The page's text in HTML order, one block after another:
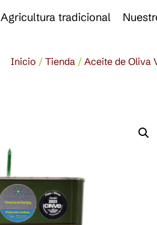
Agricultura tradicional
Inicio / Tienda / Aceite de Oliva